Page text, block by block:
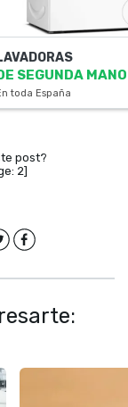
SEGUNDA MANO
toda España
post?
2]